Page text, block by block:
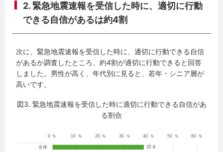
2. 緊急地震速報を受信した時に、適切に行動
できる自信があるは約4割
次に、緊急地震速報を受信した時に、適切に行動できる自信
があるか調査したところ、約4割が適切に行動できると回答
しました。男性が高く、年代別に見ると、若年・シニア層が
高いです。
図3. 緊急地震速報を受信した時に適切に行動できる自信があ
る割合